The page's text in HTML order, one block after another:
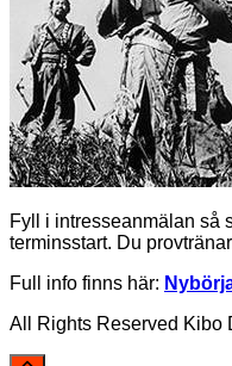
Fyll i intresseanmälan så
terminsstart. Du
Full info finns här:
All Rights Reserved Kibo